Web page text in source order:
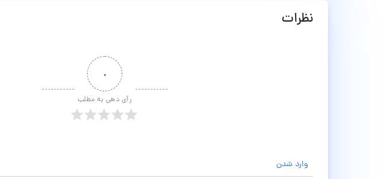
نظرات
۰
رأی دهی به مطلب
وارد شدن